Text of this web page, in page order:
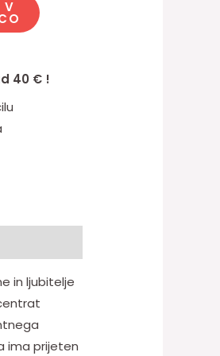
V
40 € !
in ljubitelje
ima prijeten